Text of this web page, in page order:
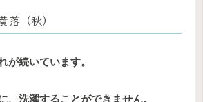
（秋）
が続いています。
、洗濯することができません。